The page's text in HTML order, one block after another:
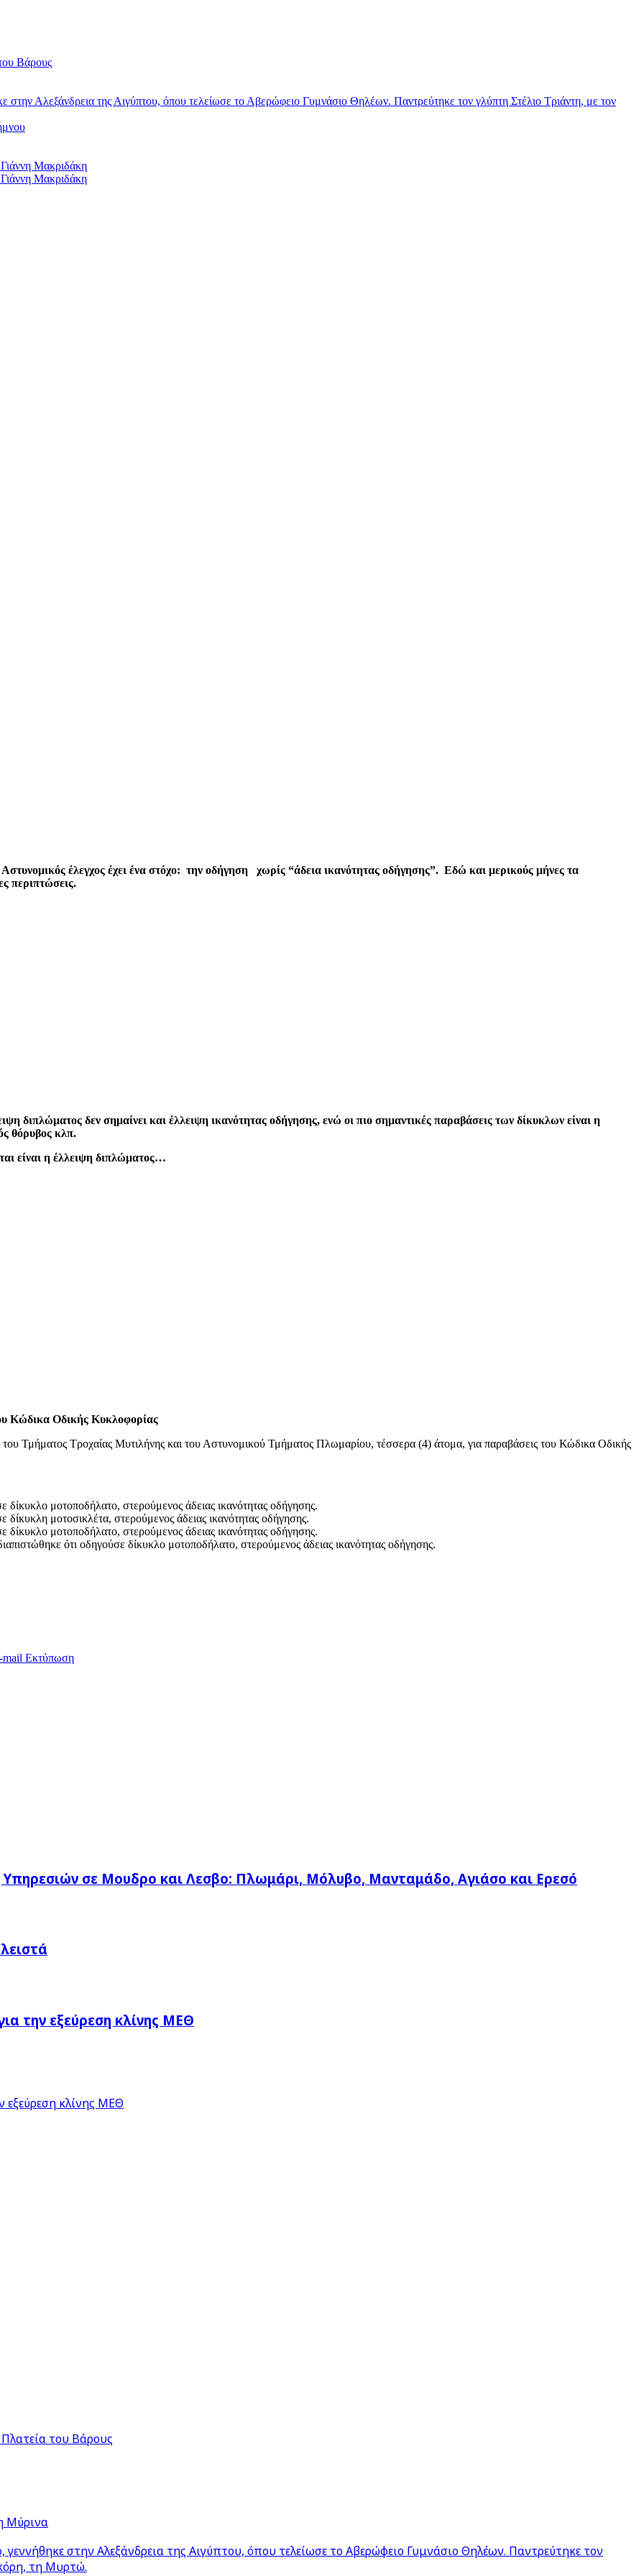
Βάρους
Αλεξάνδρεια της Αιγύπτου, όπου τελείωσε το Αβερώφειο Γυμνάσιο Θηλέων. Παντρεύτηκε τον γλύπτη Στέλιο Τριάντη, με τον
Μακριδάκη
Μακριδάκη
έλεγχος έχει ένα στόχο: την οδήγηση χωρίς “άδεια ικανότητας οδήγησης”. Εδώ και μερικούς μήνες τα
περιπτώσεις.
διπλώματος δεν σημαίνει και έλλειψη ικανότητας οδήγησης, ενώ οι πιο σημαντικές παραβάσεις των δίκυκλων είναι η
θόρυβος κλπ.
είναι η έλλειψη διπλώματος…
Κώδικα Οδικής Κυκλοφορίας
Τμήματος Τροχαίας Μυτιλήνης και του Αστυνομικού Τμήματος Πλωμαρίου, τέσσερα (4) άτομα, για παραβάσεις του Κώδικα Οδικής
μοτοποδήλατο, στερούμενος άδειας ικανότητας οδήγησης.
μοτοσικλέτα, στερούμενος άδειας ικανότητας οδήγησης.
μοτοποδήλατο, στερούμενος άδειας ικανότητας οδήγησης.
ότι οδηγούσε δίκυκλο μοτοποδήλατο, στερούμενος άδειας ικανότητας οδήγησης.
mail Εκτύπωση
Υπηρεσιών σε Μουδρο και Λεσβο: Πλωμάρι, Μόλυβο, Μανταμάδο, Αγιάσο και Ερεσό
την εξεύρεση κλίνης ΜΕΘ
κλίνης ΜΕΘ
του Βάρους
Μύρινα
στην Αλεξάνδρεια της Αιγύπτου, όπου τελείωσε το Αβερώφειο Γυμνάσιο Θηλέων. Παντρεύτηκε τον
τη Μυρτώ.